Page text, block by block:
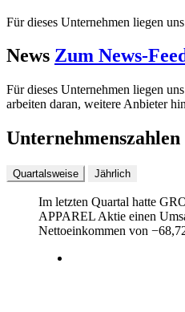
Für dieses Unternehmen liegen
News Zum News-
Für dieses Unternehmen liegen
arbeiten daran, weitere Anbieter
Unternehmenszahlen
Quartalsweise Jährlich
Im letzten Quartal hatte
APPAREL Aktie einen
Nettoeinkommen von −